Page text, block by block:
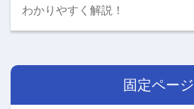
わかりやすく解説！
固定ページ